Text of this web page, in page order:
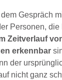
Gespräch
Personen, die
Zeitverlauf
erkennbar
der
nicht ganz